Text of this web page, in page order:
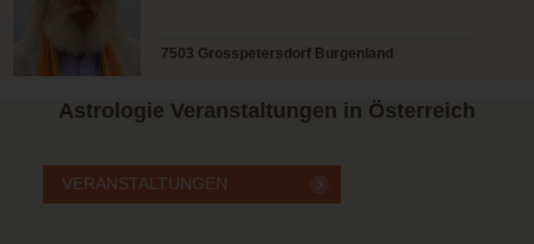
7503 Grosspetersdorf Burgenland
Astrologie Veranstaltungen in Österreich